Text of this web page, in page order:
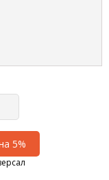
5%